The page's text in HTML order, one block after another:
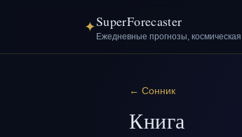
✦SuperForecaster
Ежедневные прогнозы,
← Сонник
Книга